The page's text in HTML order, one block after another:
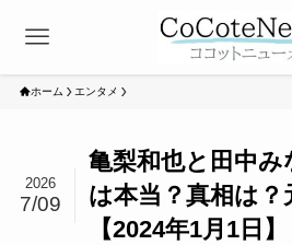
ホーム エンタメ
亀梨和也と田中
は本当？真相は？
【2024年1月1日】
2026
7/09